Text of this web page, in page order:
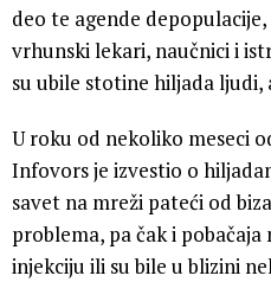
deo te agende
vrhunski lekari, naučnici i
su ubile stotine hiljada ljudi,
U roku od nekoliko meseci
Infovors je izvestio o
savet na mreži pateći od
problema, pa čak i
injekciju ili su bile u blizini